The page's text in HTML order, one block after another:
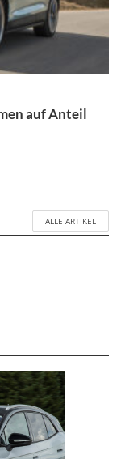
auf Anteil
ALLE ARTIKEL